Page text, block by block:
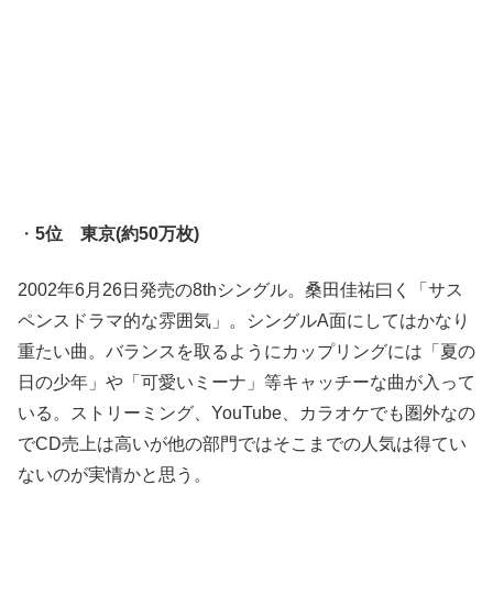
・ 5位 東京(約50万枚)
2002年6月26日発売の8thシングル。桑田佳祐曰く「サス
ペンスドラマ的な雰囲気」。シングルA面にしてはかなり
重たい曲。バランスを取るようにカップリングには「夏の
日の少年」や「可愛いミーナ」等キャッチーな曲が入って
いる。ストリーミング、YouTube、カラオケでも圏外なの
でCD売上は高いが他の部門ではそこまでの人気は得てい
ないのが実情かと思う。